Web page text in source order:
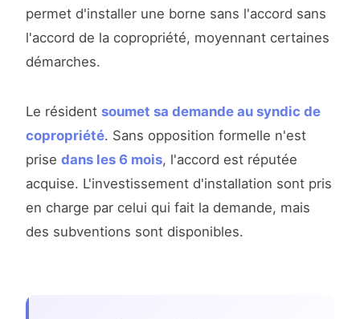
permet d'installer une borne sans l'accord sans
l'accord de la copropriété, moyennant certaines
démarches.
Le résident soumet sa demande au syndic de
copropriété. Sans opposition formelle n'est
prise dans les 6 mois, l'accord est réputée
acquise. L'investissement d'installation sont pris
en charge par celui qui fait la demande, mais
des subventions sont disponibles.